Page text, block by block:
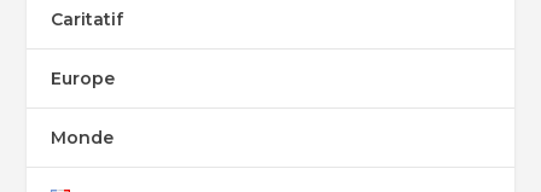
Caritatif
Europe
Monde